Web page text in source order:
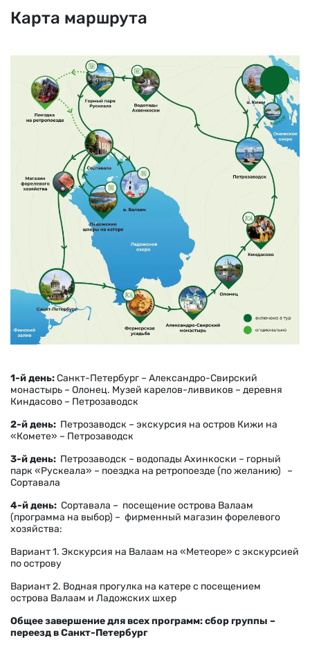
Карта маршрута
1-й день:Санкт-Петербург – Александро-Свирский
монастырь – Олонец. Музей карелов-ливвиков – деревня
Киндасово – Петрозаводск
2-й день: Петрозаводск – экскурсия на остров Кижи на
«Комете» – Петрозаводск
3-й день: Петрозаводск – водопады Ахинкоски – горный
парк «Рускеала» – поездка на ретропоезде (по желанию) –
Сортавала
4-й день: Сортавала – посещение острова Валаам
(программа на выбор) – фирменный магазин форелевого
хозяйства:
Вариант 1. Экскурсия на Валаам на «Метеоре» с экскурсией
по острову
Вариант 2. Водная прогулка на катере с посещением
острова Валаам и Ладожских шхер
Общее завершение для всех программ: сбор группы –
переезд в Санкт-Петербург